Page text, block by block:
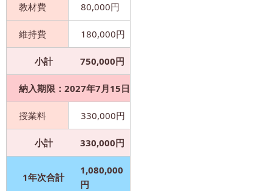
教材費 80,000円
維持費 180,000円
小計 750,000円
納入期限：2027年7月15日
授業料 330,000円
小計 330,000円
1年次合計
1,080,000
円